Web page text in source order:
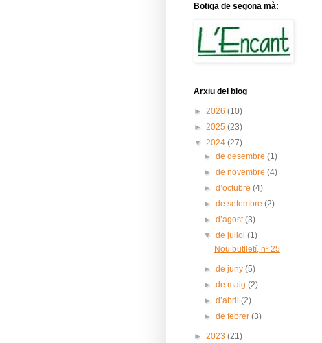
Botiga de segona mà:
Arxiu del blog
► 2026 (10)
► 2025 (23)
▼ 2024 (27)
►de desembre(1)
►de novembre(4)
►d’octubre(4)
►de setembre(2)
►d’agost(3)
▼de juliol(1)
Nou butlletí, nº 25
►de juny(5)
►de maig(2)
►d’abril(2)
►de febrer(3)
► 2023 (21)